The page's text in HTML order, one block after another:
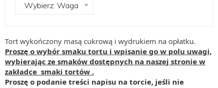
Wybierz: Waga
Tort wykończony masą cukrową i wydrukiem na opłatku.
Proszę o wybór smaku tortu i wpisanie go w polu uwagi,
wybierając ze smaków dostępnych na naszej stronie w
zakładce smaki tortów .
Proszę o podanie treści napisu na torcie, jeśli nie